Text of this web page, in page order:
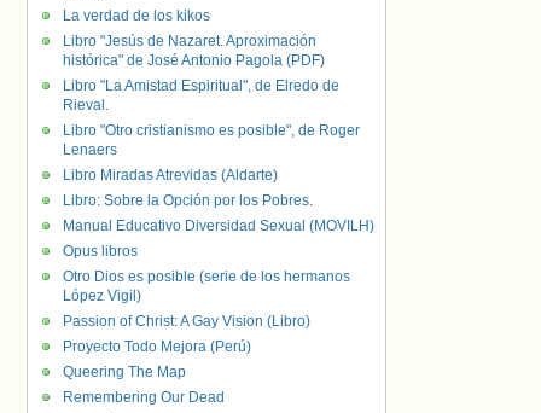
La verdad de los kikos
Libro "Jesús de Nazaret. Aproximación
histórica" de José Antonio Pagola (PDF)
Libro "La Amistad Espiritual", de Elredo de
Rieval.
Libro "Otro cristianismo es posible", de Roger
Lenaers
Libro Miradas Atrevidas (Aldarte)
Libro: Sobre la Opción por los Pobres.
Manual Educativo Diversidad Sexual (MOVILH)
Opus libros
Otro Dios es posible (serie de los hermanos
López Vigil)
Passion of Christ: A Gay Vision (Libro)
Proyecto Todo Mejora (Perú)
Queering The Map
Remembering Our Dead